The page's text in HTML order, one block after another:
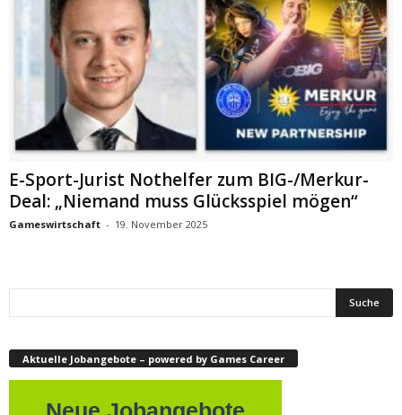
E-Sport-Jurist Nothelfer zum BIG-/Merkur-
Deal: „Niemand muss Glücksspiel mögen“
Gameswirtschaft - 19. November 2025
Aktuelle Jobangebote – powered by Games Career